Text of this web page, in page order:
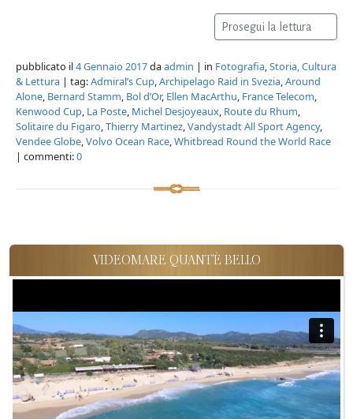
Prosegui la lettura
pubblicato il4 Gennaio 2017daadmin | in Fotografia,Storia, Cultura
& Lettura | tag:Admiral’s Cup,Archipelago Raid in Svezia,Around
Alone, Bernard Stamm, Bol d’Or, Ellen MacArthu, France Telecom,
Kenwood Cup, La Poste, Michel Desjoyeaux, Route du Rhum,
Solitaire du Figaro,Thierry Martinez,Vandystadt All Sport Agency,
Vendee Globe,Volvo Ocean Race,Whitbread Round the World Race
| commenti:0
VIDEOMARE QUANT'È BELLO